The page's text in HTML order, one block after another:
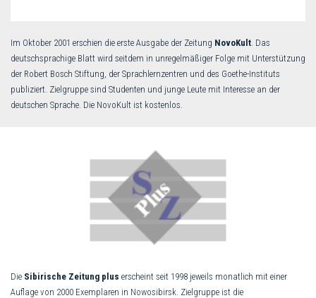
Im Oktober 2001 erschien die erste Ausgabe der Zeitung NovoKult . Das
deutschsprachige Blatt wird seitdem in unregelmäßiger Folge mit Unterstützung
der Robert Bosch Stiftung, der Sprachlernzentren und des Goethe-Instituts
publiziert. Zielgruppe sind Studenten und junge Leute mit Interesse an der
deutschen Sprache. Die NovoKult ist kostenlos.
Die Sibirische Zeitung plus erscheint seit 1998 jeweils monatlich mit einer
Auflage von 2000 Exemplaren in Nowosibirsk. Zielgruppe ist die